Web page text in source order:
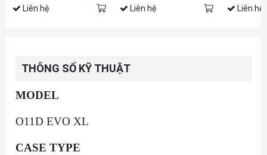
Liên hệ Liên hệ
Liên hệ
THÔNG SỐ KỸ THUẬT
MODEL
O11D EVO XL
CASE TYPE